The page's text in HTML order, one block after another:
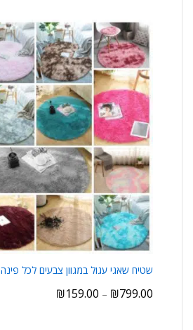
שטיח שאגי עגול במגוון צבעים לכל פינה
₪159.00 – ₪799.00